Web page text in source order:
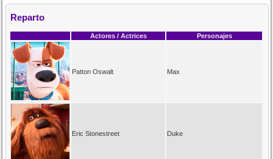
Reparto
Actores / Actrices Personajes
Patton Oswalt Max
Eric Stonestreet Duke